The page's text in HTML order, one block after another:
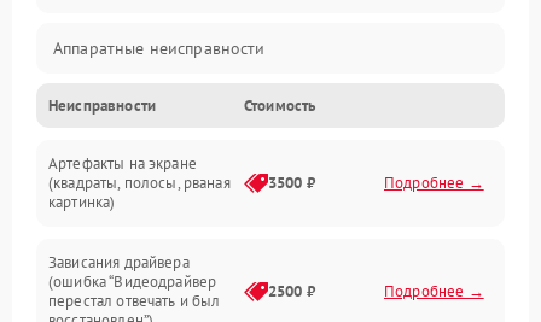
Аппаратные неисправности
Перегрев и термопроблемы
Видео
Интерфейсные и коммуникационные проблемы
Неисправности Стоимость
Артефакты на экране
(квадраты, полосы, рваная
картинка)
3500 ₽ Подробнее →
Зависания драйвера
(ошибка “Видеодрайвер
перестал отвечать и был
2500 ₽ Подробнее →